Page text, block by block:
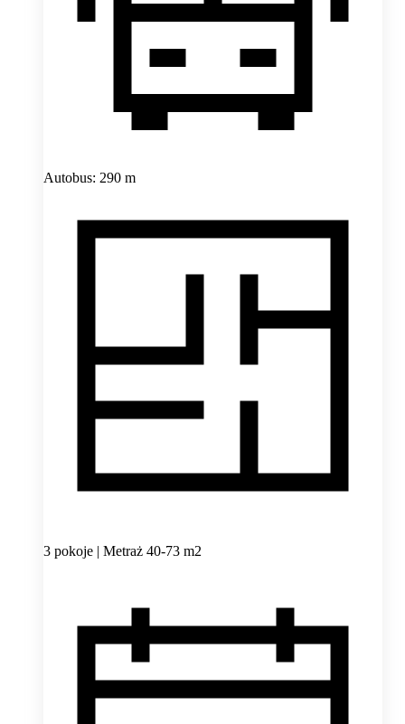
Autobus: 290 m
3 pokoje | Metraż 40-73 m2